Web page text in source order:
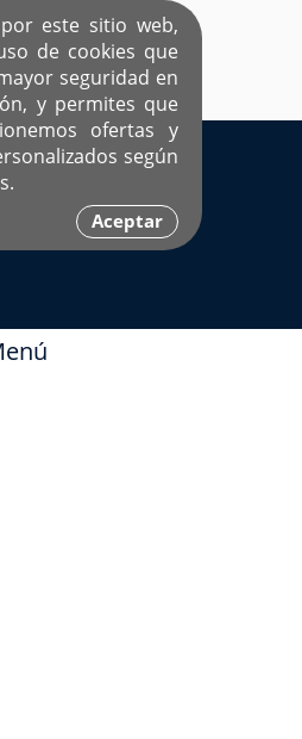
este sitio web,
de cookies que
seguridad en
y permites que
ofertas y
según
Aceptar
A SOLTEROS
COMO TÚ
Ingresa aquí